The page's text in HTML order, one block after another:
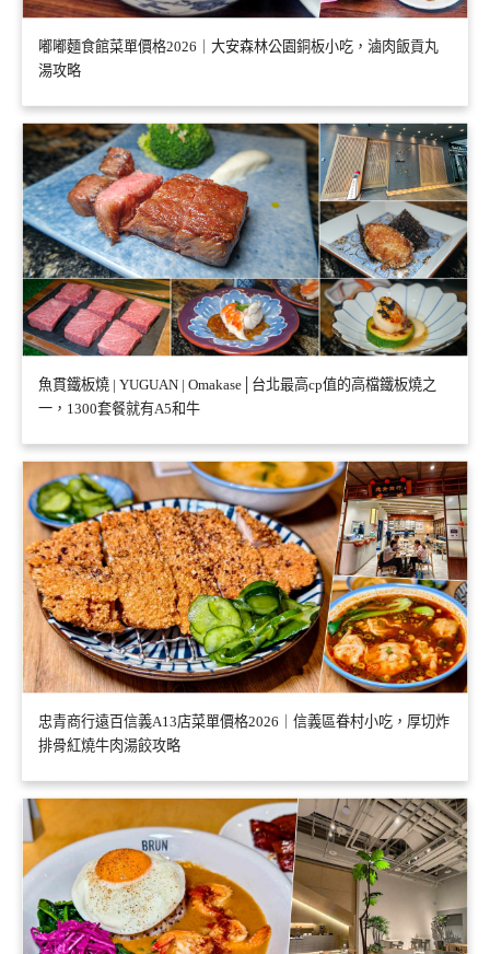
嘟嘟麵食館菜單價格2026｜大安森林公園銅板小吃，滷肉飯貢丸
湯攻略
魚貫鐵板燒 | YUGUAN | Omakase│台北最高cp值的高檔鐵板燒之
一，1300套餐就有A5和牛
忠青商行遠百信義A13店菜單價格2026｜信義區眷村小吃，厚切炸
排骨紅燒牛肉湯餃攻略